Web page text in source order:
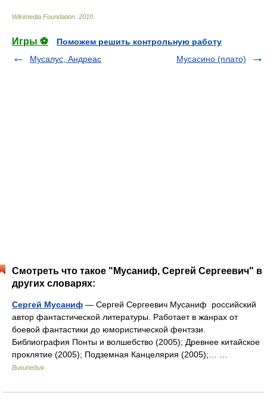
Wikimedia Foundation 2010
Игры ⚽
Поможем решить контрольную работу
Мусалус, Андреас
Мусасино (плато)
Смотреть что такое "Мусаниф, Сергей Сергеевич" в
других словарях:
Сергей Мусаниф — Сергей Сергеевич Мусаниф российский
автор фантастической литературы. Работает в жанрах от
боевой фантастики до юмористической фентэзи.
Библиография Понты и волшебство (2005); Древнее китайское
проклятие (2005); Подземная Канцелярия (2005);… …
Википедия